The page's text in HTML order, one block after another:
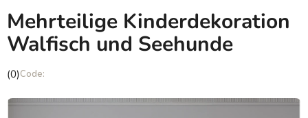
Mehrteilige Kinderdekoration
Walfisch und Seehunde
Die
Produktbewertung
(0)